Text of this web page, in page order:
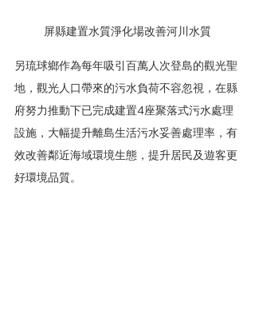
屏縣建置水質淨化場改善河川水質
另琉球鄉作為每年吸引百萬人次登島的觀光聖
地，觀光人口帶來的污水負荷不容忽視，在縣
府努力推動下已完成建置4座聚落式污水處理
設施，大幅提升離島生活污水妥善處理率，有
效改善鄰近海域環境生態，提升居民及遊客更
好環境品質。